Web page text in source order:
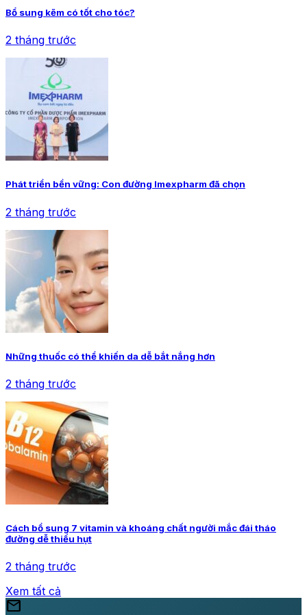
Bổ sung kẽm có tốt cho tóc?
2 tháng trước
Phát triển bền vững: Con đường Imexpharm đã chọn
2 tháng trước
Những thuốc có thể khiến da dễ bắt nắng hơn
2 tháng trước
Cách bổ sung 7 vitamin và khoáng chất người mắc đái tháo
đường dễ thiếu hụt
2 tháng trước
Xem tất cả
mail